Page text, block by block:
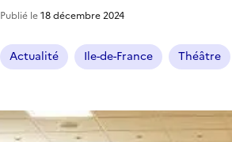
Publié le18 décembre 2024
Actualité Ile-de-France Théâtre